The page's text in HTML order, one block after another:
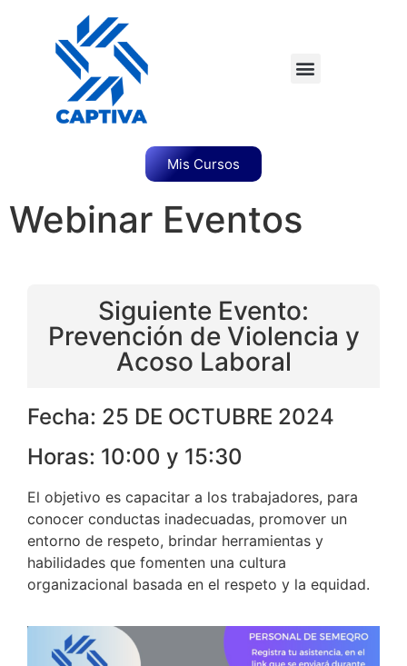
Mis Cursos
Webinar Eventos
Siguiente Evento:
Prevención de Violencia y
Acoso Laboral
Fecha: 25 DE OCTUBRE 2024
Horas: 10:00 y 15:30
El objetivo es capacitar a los trabajadores, para
conocer conductas inadecuadas, promover un
entorno de respeto, brindar herramientas y
habilidades que fomenten una cultura
organizacional basada en el respeto y la equidad.